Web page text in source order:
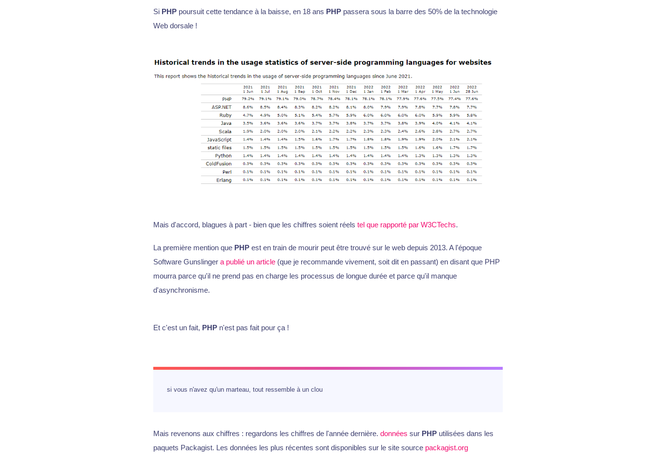
Si PHPpoursuit cette tendance à la baisse, en 18 ans PHPpassera sous la barre des 50% de la technologie
Web dorsale !
Mais d'accord, blagues à part - bien que les chiffres soient réels tel que rapporté par W3CTechs.
La première mention que PHPest en train de mourir peut être trouvé sur le web depuis 2013. A l'époque
Software Gunslinger a publié un article(que je recommande vivement, soit dit en passant) en disant que PHP
mourra parce qu'il ne prend pas en charge les processus de longue durée et parce qu'il manque
d'asynchronisme.
Et c'est un fait, PHPn'est pas fait pour ça !
si vous n'avez qu'un marteau, tout ressemble à un clou
Mais revenons aux chiffres : regardons les chiffres de l'année dernière. données sur PHPutilisées dans les
paquets Packagist. Les données les plus récentes sont disponibles sur le site source packagist.org